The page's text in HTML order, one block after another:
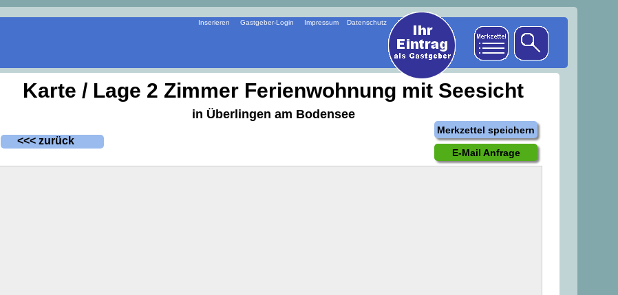
Karte / Lage 2 Zimmer Ferienwohnung mit Seesicht
in Überlingen am Bodensee
<<< zurück
Merkzettel speichern
E-Mail Anfrage
Inserieren Gastgeber-Login Impressum Datenschutz